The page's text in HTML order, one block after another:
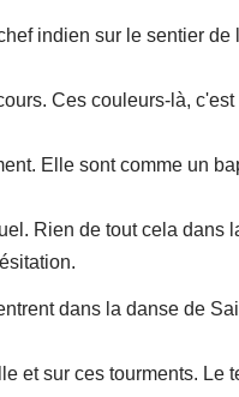
indien sur le sentier
Ces couleurs-là,
Elle sont comme un
Rien de tout cela dans
dans la danse de
et sur ces tourments. Le